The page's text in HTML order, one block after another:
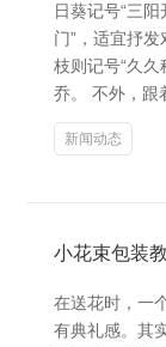
日葵记号“三
门”，适宜抒
枝则记号“久
乔。 不外，跟
新闻动态
小花束包装
在送花时，一
有典礼感。其